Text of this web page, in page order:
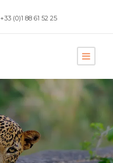
+33 (0)1 88 61 52 25